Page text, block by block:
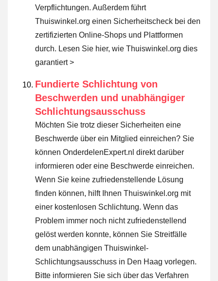
Verpflichtungen. Außerdem führt
Thuiswinkel.org einen Sicherheitscheck bei den
zertifizierten Online-Shops und Plattformen
durch. Lesen Sie hier, wie Thuiswinkel.org dies
garantiert >
Fundierte Schlichtung von
Beschwerden und unabhängiger
Schlichtungsausschuss
Möchten Sie trotz dieser Sicherheiten eine
Beschwerde über ein Mitglied einreichen? Sie
können OnderdelenExpert.nl direkt darüber
informieren oder eine Beschwerde einreichen.
Wenn Sie keine zufriedenstellende Lösung
finden können, hilft Ihnen Thuiswinkel.org mit
einer kostenlosen Schlichtung. Wenn das
Problem immer noch nicht zufriedenstellend
gelöst werden konnte, können Sie Streitfälle
dem unabhängigen Thuiswinkel-
Schlichtungsausschuss in Den Haag vorlegen.
Bitte informieren Sie sich über das Verfahren